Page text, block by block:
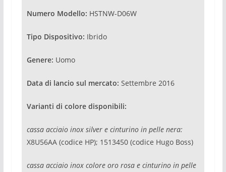
Numero Modello: HSTNW-D06W
Tipo Dispositivo: Ibrido
Genere: Uomo
Data di lancio sul mercato: Settembre 2016
Varianti di colore disponibili:
cassa acciaio inox silver e cinturino in pelle nera:
X8U56AA (codice HP); 1513450 (codice Hugo Boss)
cassa acciaio inox colore oro rosa e cinturino in pelle